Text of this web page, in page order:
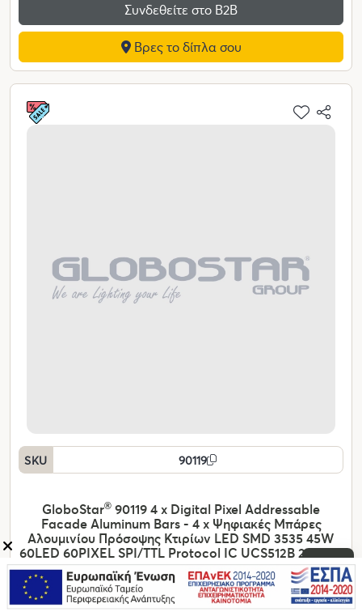
Συνδεθείτε στο Β2Β
Βρες το δίπλα σου
SKU 90119
GloboStar® 90119 4 x Digital Pixel Addressable
Facade Aluminum Bars - 4 x Ψηφιακές Μπάρες
Αλουμινίου Πρόσοψης Κτιρίων LED SMD 3535 45W
60LED 60PIXEL SPI/TTL Protocol IC UCS512B 2700lm
120° DC 12V IP67 RGB - Ασημί Σώμα - Μ400 x Π4.5 x
Υ3.6cm - 4 Μπάρες